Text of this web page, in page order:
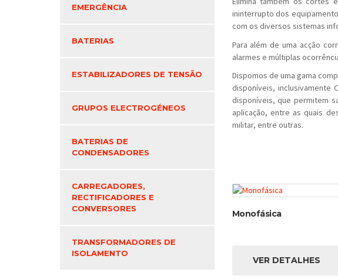
ininterrupto dos
com os diversos sistemas
Para além de uma acção
alarmes e múltiplas
Dispomos de uma gama
disponíveis, inclusivamente
disponíveis, que permitem
aplicação, entre as quais
militar, entre outras.
Monofásica
VER DETALHES
EMERGÊNCIA
BATERIAS
ESTABILIZADORES DE TENSÃO
GRUPOS ELECTROGÉNEOS
BATERIAS DE
CONDENSADORES
CARREGADORES,
RECTIFICADORES E
CONVERSORES
TRANSFORMADORES DE
ISOLAMENTO